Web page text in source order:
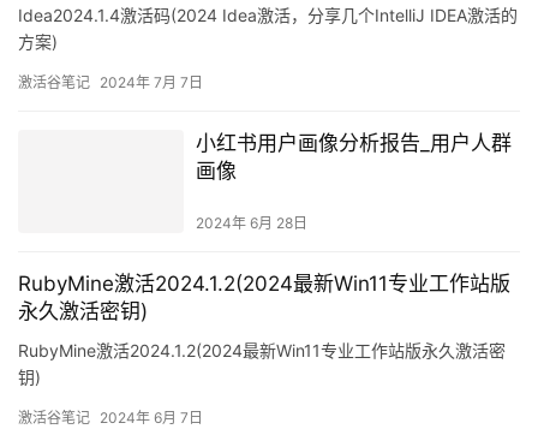
Idea2024.1.4激活码(2024 Idea激活，分享几个IntelliJ IDEA激活的
方案)
激活谷笔记 2024年 7月 7日
小红书用户画像分析报告_用户人群
画像
2024年 6月 28日
RubyMine激活2024.1.2(2024最新Win11专业工作站版
永久激活密钥)
RubyMine激活2024.1.2(2024最新Win11专业工作站版永久激活密
钥)
激活谷笔记 2024年 6月 7日